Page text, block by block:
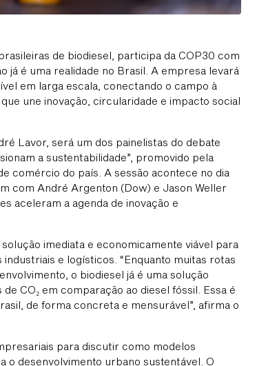
de biodiesel, participa da COP30 com
já é uma realidade no Brasil. A empresa levará
em larga escala, conectando o campo à
une inovação, circularidade e impacto social
Lavor, será um dos painelistas do debate
a sustentabilidade”, promovido pela
comércio do país. A sessão acontece no dia
com André Argenton (Dow) e Jason Weller
aceleram a agenda de inovação e
imediata e economicamente viável para
e logísticos. “Enquanto muitas rotas
o biodiesel já é uma solução
CO₂ em comparação ao diesel fóssil. Essa é
de forma concreta e mensurável”, afirma o
para discutir como modelos
desenvolvimento urbano sustentável. O